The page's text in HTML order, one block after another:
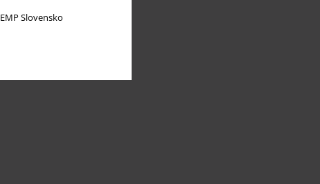
EMP Slovensko